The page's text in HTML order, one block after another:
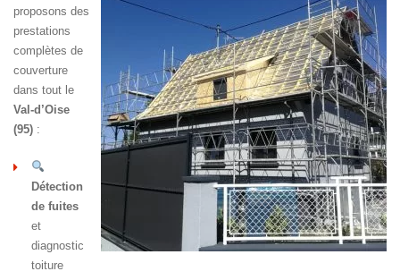
proposons des
prestations
complètes de
couverture
dans tout le
Val-d’Oise
(95) :
Détection
de fuites
et
diagnostic
toiture